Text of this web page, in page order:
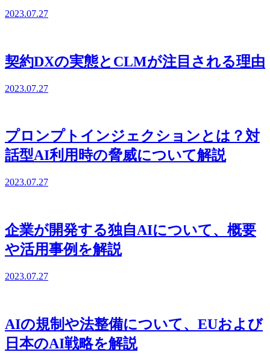
2023.07.27
契約DXの実態とCLMが注目される理由
2023.07.27
プロンプトインジェクションとは？対
話型AI利用時の脅威について解説
2023.07.27
企業が開発する独自AIについて、概要
や活用事例を解説
2023.07.27
AIの規制や法整備について、EUおよび
日本のAI戦略を解説